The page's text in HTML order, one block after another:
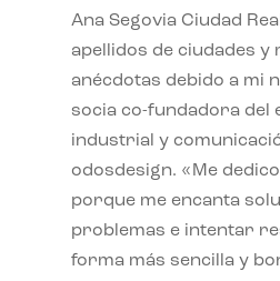
Ana Segovia Ciudad
apellidos de ciudades y
anécdotas debido a mi
socia co-fundadora del
industrial y
odosdesign. «Me
porque me encanta
problemas e intentar
forma más sencilla y